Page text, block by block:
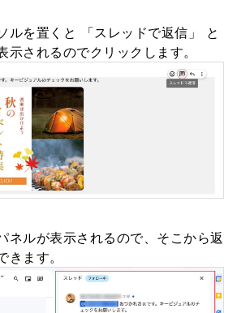
ルを置くと 「スレッドで返信」 と
示されるのでクリックします。
ネルが表示されるので、そこから返
きます。